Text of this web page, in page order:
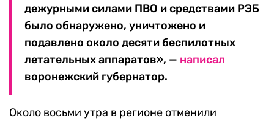
дежурными силами ПВО и средствами РЭБ
было обнаружено, уничтожено и
подавлено около десяти беспилотных
летательных аппаратов», — написал
воронежский губернатор.
Около восьми утра в регионе отменили